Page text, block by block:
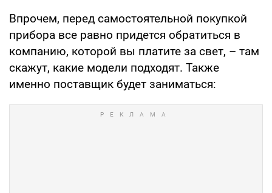
Впрочем, перед самостоятельной покупкой
прибора все равно придется обратиться в
компанию, которой вы платите за свет, – там
скажут, какие модели подходят. Также
именно поставщик будет заниматься: